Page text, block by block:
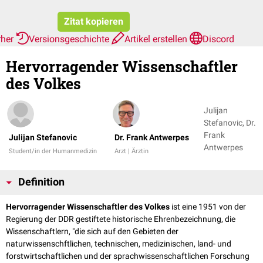
Zitat kopieren
Versionsgeschichte Artikel erstellen Discord
Hervorragender Wissenschaftler
des Volkes
Julijan Stefanovic
Student/in der Humanmedizin
Dr. Frank Antwerpes
Arzt | Ärztin
Julijan
Stefanovic, Dr.
Frank
Antwerpes
Definition
Hervorragender Wissenschaftler des Volkes ist eine 1951 von der
Regierung der DDR gestiftete historische Ehrenbezeichnung, die
Wissenschaftlern, "die sich auf den Gebieten der
naturwissenschftlichen, technischen, medizinischen, land- und
forstwirtschaftlichen und der sprachwissenschaftlichen Forschung